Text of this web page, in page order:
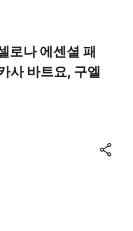
로나 에센셜 패
사 바트요, 구엘